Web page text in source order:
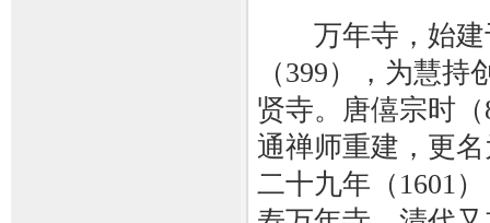
万年寺，始建
（399），为慧
贤寺。唐僖宗时
通禅师重建，更
二十九年（1601